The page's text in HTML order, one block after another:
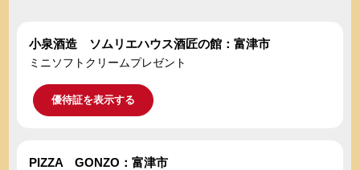
小泉酒造 ソムリエハウス酒匠の館：富津市
ミニソフトクリームプレゼント
優待証を表示する
PIZZA GONZO：富津市